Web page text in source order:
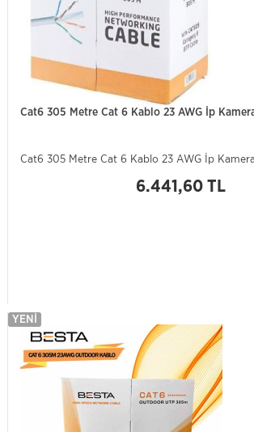
Cat6 305 Metre Cat 6 Kablo 23 AWG İp
Cat6 305 Metre Cat 6 Kablo 23 AWG İp
6.441,60 TL
YENI